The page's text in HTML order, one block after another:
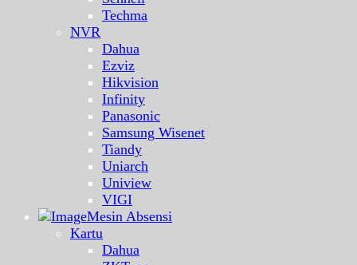
Techma
NVR
Dahua
Ezviz
Hikvision
Infinity
Panasonic
Samsung Wisenet
Tiandy
Uniarch
Uniview
VIGI
Mesin Absensi
Kartu
Dahua